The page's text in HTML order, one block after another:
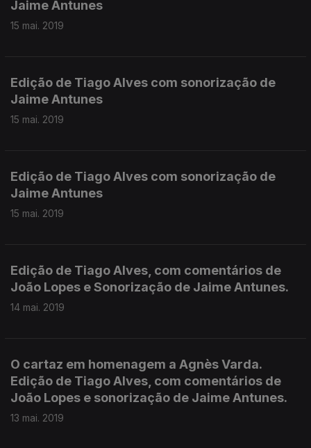
Jaime Antunes
15 mai. 2019
Edição de Tiago Alves com sonorização de
Jaime Antunes
15 mai. 2019
Edição de Tiago Alves com sonorização de
Jaime Antunes
15 mai. 2019
Edição de Tiago Alves, com comentários de
João Lopes e Sonorização de Jaime Antunes.
14 mai. 2019
O cartaz em homenagem a Agnès Varda.
Edição de Tiago Alves, com comentários de
João Lopes e sonorização de Jaime Antunes.
13 mai. 2019